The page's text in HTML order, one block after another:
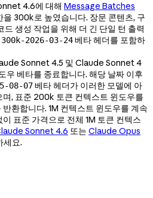
4.6에 대해 Message Batches
을 300k로 높였습니다. 장문 콘텐츠, 구
드 생성 작업을 위해 더 긴 단일 턴 출력
2026-03-24베타 헤더를 포함하
Sonnet 4.5 및 Claude Sonnet 4
우 베타를 종료합니다. 해당 날짜 이후
08-07베타 헤더가 이러한 모델에 아
며, 표준 200k 토큰 컨텍스트 윈도우를
환합니다. 1M 컨텍스트 윈도우를 계속
표준 가격으로 전체 1M 토큰 컨텍스
Sonnet 4.6 또는 Claude Opus
세요.